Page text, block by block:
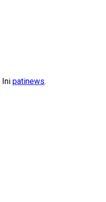
Ini patinews.